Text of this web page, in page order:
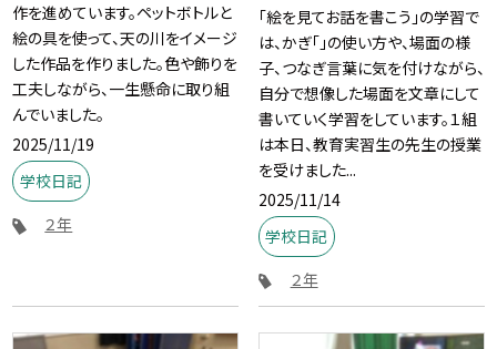
作を進めています。ペットボトルと
絵の具を使って、天の川をイメージ
した作品を作りました。色や飾りを
工夫しながら、一生懸命に取り組
んでいました。
2025/11/19
学校日記
２年
「絵を見てお話を書こう」の学習で
は、かぎ「」の使い方や、場面の様
子、つなぎ言葉に気を付けながら、
自分で想像した場面を文章にして
書いていく学習をしています。１組
は本日、教育実習生の先生の授業
を受けました...
2025/11/14
学校日記
２年